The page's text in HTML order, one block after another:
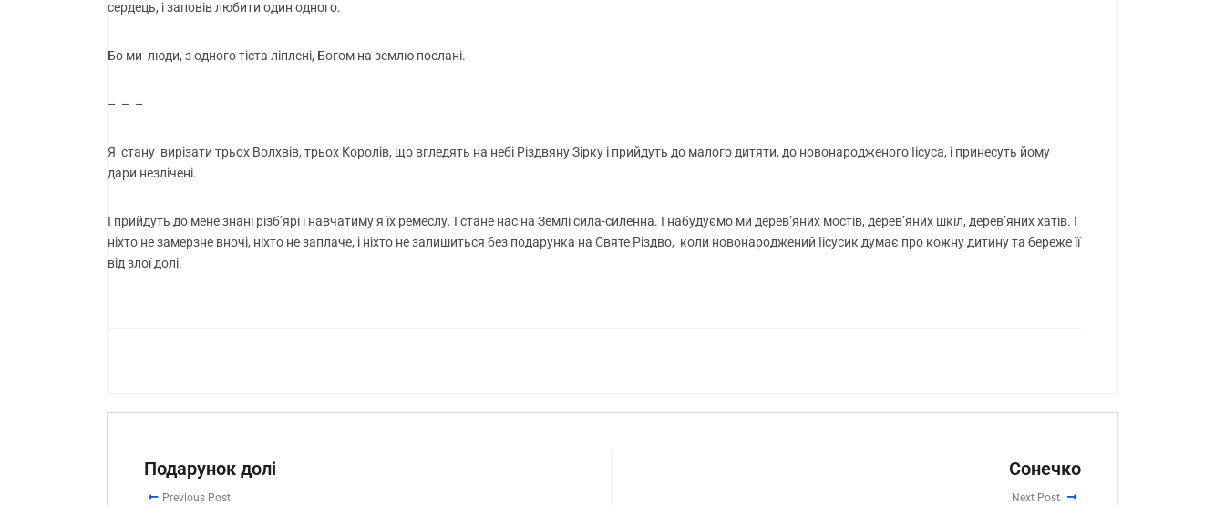
сердець, і заповів любити один одного.
Бо ми люди, з одного тіста ліплені, Богом на землю послані.
– – –
Я стану вирізати трьох Волхвів, трьох Королів, що вгледять на небі Різдвяну Зірку і прийдуть до малого дитяти, до новонародженого Іісуса, і принесуть йому
дари незлічені.
І прийдуть до мене знані різб’ярі і навчатиму я їх ремеслу. І стане нас на Землі сила-силенна. І набудуємо ми дерев’яних мостів, дерев’яних шкіл, дерев’яних хатів. І
ніхто не замерзне вночі, ніхто не заплаче, і ніхто не залишиться без подарунка на Святе Різдво, коли новонароджений Іісусик думає про кожну дитину та береже її
від злої долі.
Подарунок долі
Previous Post
Сонечко
Next Post